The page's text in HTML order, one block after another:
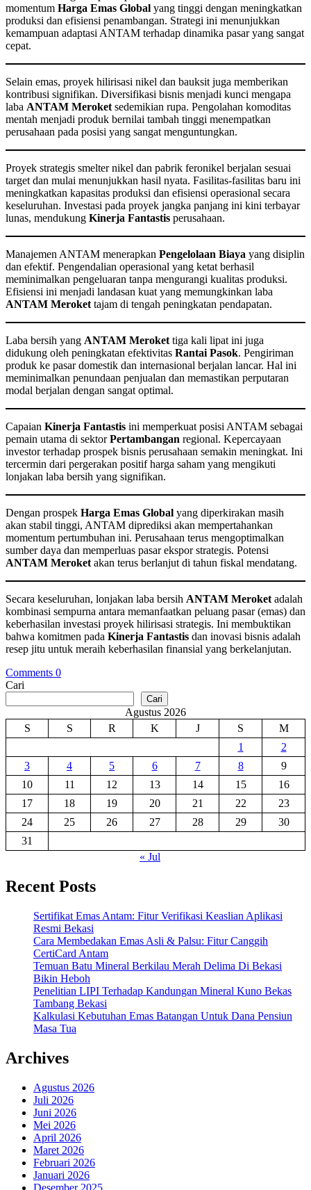
momentum Harga Emas Global yang tinggi dengan meningkatkan
produksi dan efisiensi penambangan. Strategi ini menunjukkan
kemampuan adaptasi ANTAM terhadap dinamika pasar yang sangat
cepat.
Selain emas, proyek hilirisasi nikel dan bauksit juga memberikan
kontribusi signifikan. Diversifikasi bisnis menjadi kunci mengapa
laba ANTAM Meroket sedemikian rupa. Pengolahan komoditas
mentah menjadi produk bernilai tambah tinggi menempatkan
perusahaan pada posisi yang sangat menguntungkan.
Proyek strategis smelter nikel dan pabrik feronikel berjalan sesuai
target dan mulai menunjukkan hasil nyata. Fasilitas-fasilitas baru ini
meningkatkan kapasitas produksi dan efisiensi operasional secara
keseluruhan. Investasi pada proyek jangka panjang ini kini terbayar
lunas, mendukung Kinerja Fantastis perusahaan.
Manajemen ANTAM menerapkan Pengelolaan Biaya yang disiplin
dan efektif. Pengendalian operasional yang ketat berhasil
meminimalkan pengeluaran tanpa mengurangi kualitas produksi.
Efisiensi ini menjadi landasan kuat yang memungkinkan laba
ANTAM Meroket tajam di tengah peningkatan pendapatan.
Laba bersih yang ANTAM Meroket tiga kali lipat ini juga
didukung oleh peningkatan efektivitas Rantai Pasok. Pengiriman
produk ke pasar domestik dan internasional berjalan lancar. Hal ini
meminimalkan penundaan penjualan dan memastikan perputaran
modal berjalan dengan sangat optimal.
Capaian Kinerja Fantastis ini memperkuat posisi ANTAM sebagai
pemain utama di sektorPertambangan regional. Kepercayaan
investor terhadap prospek bisnis perusahaan semakin meningkat. Ini
tercermin dari pergerakan positif harga saham yang mengikuti
lonjakan laba bersih yang signifikan.
Dengan prospek Harga Emas Global yang diperkirakan masih
akan stabil tinggi, ANTAM diprediksi akan mempertahankan
momentum pertumbuhan ini. Perusahaan terus mengoptimalkan
sumber daya dan memperluas pasar ekspor strategis. Potensi
ANTAM Meroket akan terus berlanjut di tahun fiskal mendatang.
Secara keseluruhan, lonjakan laba bersih ANTAM Meroket adalah
kombinasi sempurna antara memanfaatkan peluang pasar (emas) dan
keberhasilan investasi proyek hilirisasi strategis. Ini membuktikan
bahwa komitmen pada Kinerja Fantastis dan inovasi bisnis adalah
resep jitu untuk meraih keberhasilan finansial yang berkelanjutan.
Comments 0
Cari
Cari
Agustus 2026
S
S R K J S
M
1
2
3
4 5 6 7 8
9
10
11 12 13 14 15
16
17
18 19 20 21 22
23
24
25 26 27 28 29
30
31
« Jul
Recent Posts
Sertifikat Emas Antam: Fitur Verifikasi Keaslian Aplikasi
Resmi Bekasi
Cara Membedakan Emas Asli & Palsu: Fitur Canggih
CertiCard Antam
Temuan Batu Mineral Berkilau Merah Delima Di Bekasi
Bikin Heboh
Penelitian LIPI Terhadap Kandungan Mineral Kuno Bekas
Tambang Bekasi
Kalkulasi Kebutuhan Emas Batangan Untuk Dana Pensiun
Masa Tua
Archives
Agustus 2026
Juli 2026
Juni 2026
Mei 2026
April 2026
Maret 2026
Februari 2026
Januari 2026
Desember 2025